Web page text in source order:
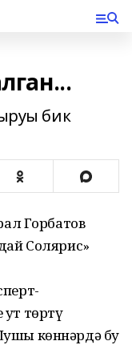
бик
Горбатов
Солярис»
ут төртү
көннәрдә бу